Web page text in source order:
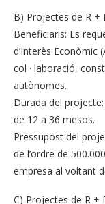
B) Projectes de R +
Beneficiaris: Es
d’Interès Econòmic
col · laboració,
autònomes.
Durada del
de 12 a 36 mesos.
Pressupost del
de l’ordre de
empresa al voltant
C) Projectes de R +